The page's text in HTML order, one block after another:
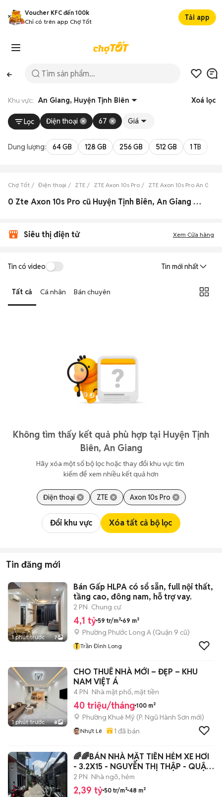
Voucher KFC đến 100k
Chỉ có trên app Chợ Tốt
Tải app
Khu vực: An Giang, Huyện Tịnh Biên Xoá lọc
Lọc Điện thoại 67 Giá
Dung lượng: 64 GB 128 GB 256 GB 512 GB 1 TB
Chợ Tốt Điện thoại ZTE ZTE Axon 10s Pro ZTE Axon 10s Pro An Giang
0 Zte Axon 10s Pro cũ Huyện Tịnh Biên, An Giang đẹp
Siêu thị điện tử Xem Cửa hàng
Tin có video Tin mới nhất
Tất cả Cá nhân Bán chuyên
Không tìm thấy kết quả phù hợp tại Huyện Tịnh
Biên, An Giang
Hãy xóa một số bộ lọc hoặc thay đổi khu vực tìm
kiếm để xem nhiều kết quả hơn
Điện thoại ZTE Axon 10s Pro
Đổi khu vực Xóa tất cả bộ lọc
Tin đăng mới
1 phút trước 7
Bán Gấp HLPA có sổ sẵn, full nội thất,
tầng cao, đông nam, hỗ trợ vay.
2 PN Chung cư
4,1 tỷ 59 tr/m² 69 m²
Phường Phước Long A (Quận 9 cũ)
T Trần Đình Long
1 phút trước 8
CHO THUÊ NHÀ MỚI – ĐẸP – KHU
NAM VIỆT Á
4 PN Nhà mặt phố, mặt tiền
40 triệu/tháng 100 m²
Phường Khuê Mỹ (P. Ngũ Hành Sơn mới)
Nhựt Lê 1 đã bán
🌈🌈BÁN NHÀ MẶT TIỀN HẺM XE HƠI
- 3.2X15 - NGUYỄN THỊ THẬP - QUẬN
7
2 PN Nhà ngõ, hẻm
2,39 tỷ 50 tr/m² 48 m²